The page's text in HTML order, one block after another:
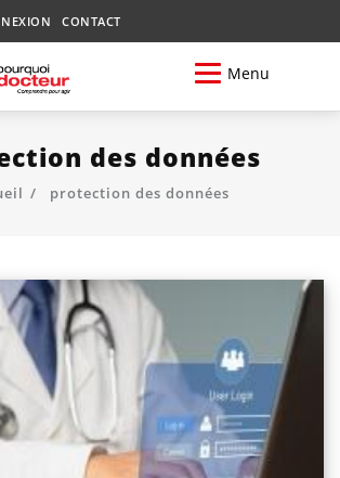
CONTACT
Menu
des données
protection des données